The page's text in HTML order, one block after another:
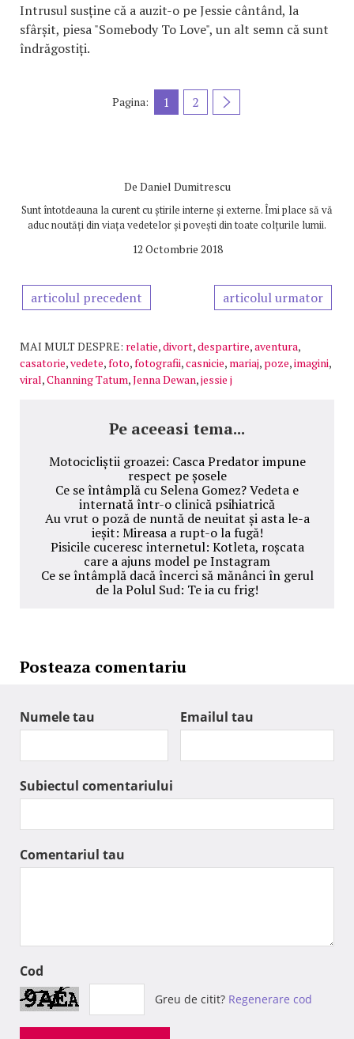
Intrusul susține că a auzit-o pe Jessie cântând, la
sfârșit, piesa "Somebody To Love", un alt semn că sunt
îndrăgostiți.
Pagina: 1 2
De Daniel Dumitrescu
Sunt întotdeauna la curent cu știrile interne și externe. Îmi place să vă
aduc noutăți din viața vedetelor și povești din toate colțurile lumii.
12 Octombrie 2018
articolul precedent articolul urmator
MAI MULT DESPRE: relatie,divort,despartire,aventura,
casatorie,vedete,foto,fotografii,casnicie, mariaj, poze,imagini,
viral,Channing Tatum,Jenna Dewan,jessie j
Pe aceeasi tema...
Motocicliștii groazei: Casca Predator impune
respect pe șosele
Ce se întâmplă cu Selena Gomez? Vedeta e
internată într-o clinică psihiatrică
Au vrut o poză de nuntă de neuitat și asta le-a
ieșit: Mireasa a rupt-o la fugă!
Pisicile cuceresc internetul: Kotleta, roșcata
care a ajuns model pe Instagram
Ce se întâmplă dacă încerci să mănânci în gerul
de la Polul Sud: Te ia cu frig!
Posteaza comentariu
Numele tau Emailul tau
Subiectul comentariului
Comentariul tau
Cod
Greu de citit? Regenerare cod